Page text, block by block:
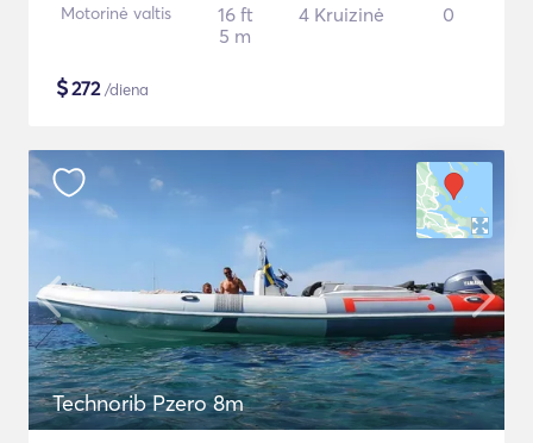
Motorinė valtis
16 ft
5 m
4 Kruizinė 0
$272/diena
Technorib Pzero 8m